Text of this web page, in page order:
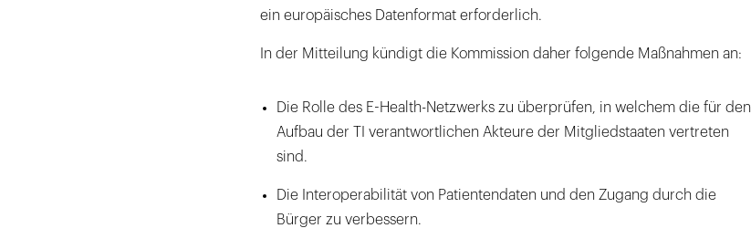
ein europäisches Datenformat erforderlich.
In der Mitteilung kündigt die Kommission daher folgende Maßnahmen an:
Die Rolle des E-Health-Netzwerks zu überprüfen, in welchem die für den
Aufbau der TI verantwortlichen Akteure der Mitgliedstaaten vertreten
sind.
Die Interoperabilität von Patientendaten und den Zugang durch die
Bürger zu verbessern.